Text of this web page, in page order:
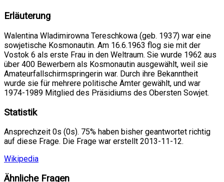
Erläuterung
Walentina Wladimirowna Tereschkowa (geb. 1937) war eine
sowjetische Kosmonautin. Am 16.6.1963 flog sie mit der
Vostok 6 als erste Frau in den Weltraum. Sie wurde 1962 aus
über 400 Bewerbern als Kosmonautin ausgewählt, weil sie
Amateurfallschirmspringerin war. Durch ihre Bekanntheit
wurde sie für mehrere politische Ämter gewählt, und war
1974-1989 Mitglied des Präsidiums des Obersten Sowjet.
Statistik
Ansprechzeit 0s (0s). 75% haben bisher geantwortet richtig
auf diese Frage. Die Frage war erstellt 2013-11-12.
Wikipedia
Ähnliche Fragen